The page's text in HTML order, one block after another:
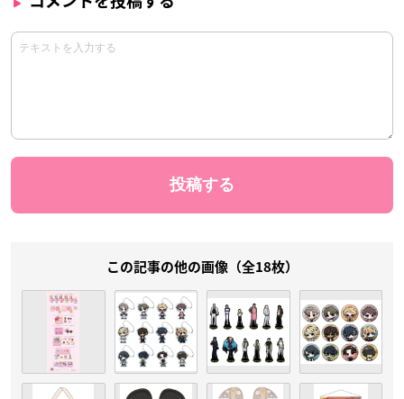
この記事の他の画像（全18枚）